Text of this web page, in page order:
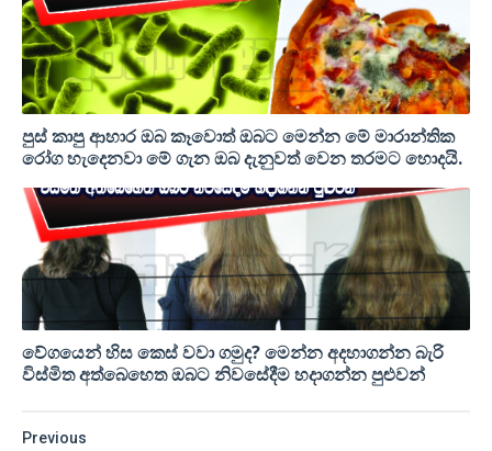
පුස් කාපු ආහාර ඔබ කෑවොත් ඔබට මෙන්න මේ මාරාන්තික
රෝග හැදෙනවා මේ ගැන ඔබ දැනුවත් වෙන තරමට හොදයි.
වේගයෙන් හිස කෙස් වවා ගමුද? මෙන්න අදහාගන්න බැරි
විස්මිත අත්බෙහෙත ඔබට නිවසේදීම හදාගන්න පුළුවන්
Previous